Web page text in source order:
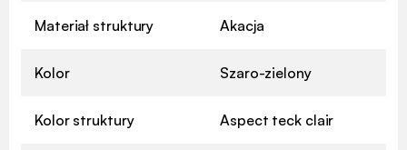
Materiał struktury Akacja
Kolor Szaro-zielony
Kolor struktury Aspect teck clair